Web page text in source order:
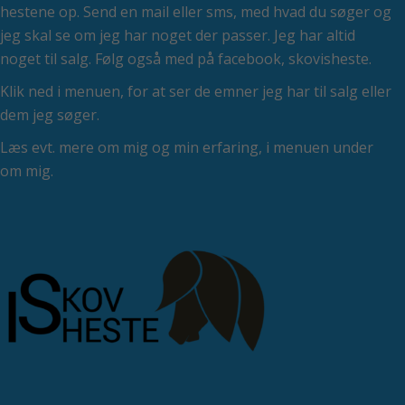
hestene op. Send en mail eller sms, med hvad du søger og
jeg skal se om jeg har noget der passer. Jeg har altid
noget til salg. Følg også med på facebook, skovisheste.
Klik ned i menuen, for at ser de emner jeg har til salg eller
dem jeg søger.
Læs evt. mere om mig og min erfaring, i menuen under
om mig.